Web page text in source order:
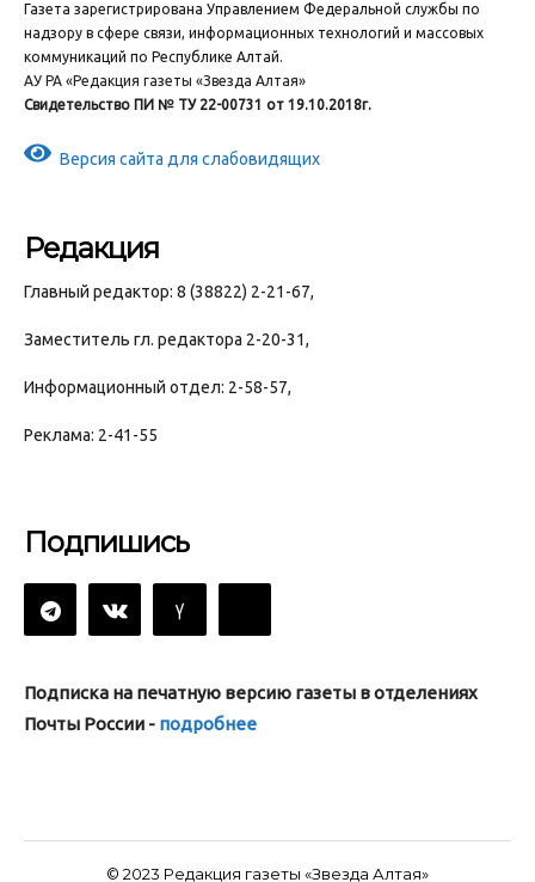
Газета зарегистрирована Управлением Федеральной службы по
надзору в сфере связи, информационных технологий и массовых
коммуникаций по Республике Алтай.
АУ РА «Редакция газеты «Звезда Алтая»
Свидетельство ПИ № ТУ 22-00731 от 19.10.2018г.
Версия сайта для слабовидящих
Редакция
Главный редактор: 8 (38822) 2-21-67,
Заместитель гл. редактора 2-20-31,
Информационный отдел: 2-58-57,
Реклама: 2-41-55
Подпишись
Подписка на печатную версию газеты в отделениях
Почты России - подробнее
© 2023 Редакция газеты «Звезда Алтая»